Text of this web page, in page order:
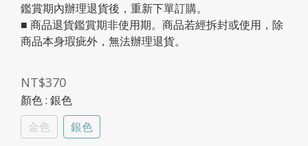
鑑賞期內辦理退貨後，重新下單訂購。
■ 商品退貨鑑賞期非使用期。商品若經拆封或使用，除
商品本身瑕疵外，無法辦理退貨。
NT$370
顏色: 銀色
金色
銀色